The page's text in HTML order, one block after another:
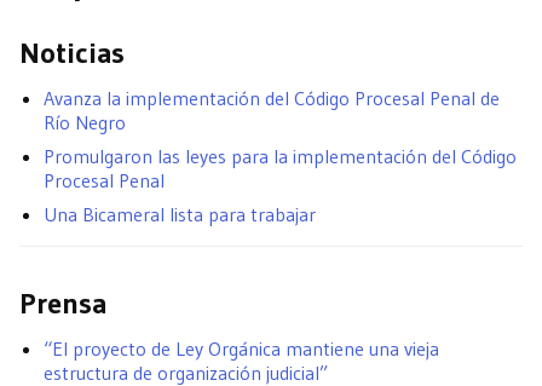
Noticias
Avanza la implementación del Código Procesal Penal de
Río Negro
Promulgaron las leyes para la implementación del Código
Procesal Penal
Una Bicameral lista para trabajar
Prensa
“El proyecto de Ley Orgánica mantiene una vieja
estructura de organización judicial”